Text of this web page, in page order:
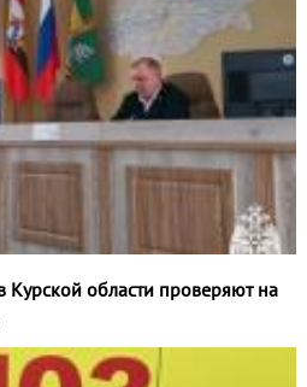
Курской области проверяют на